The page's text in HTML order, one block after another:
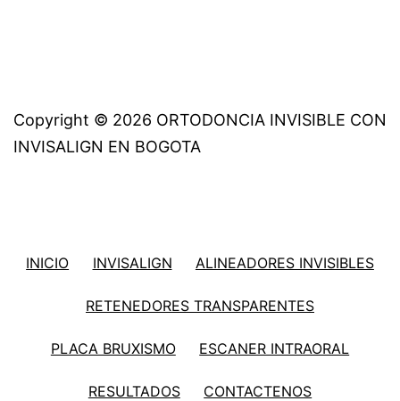
Copyright © 2026 ORTODONCIA INVISIBLE CON
INVISALIGN EN BOGOTA
INICIO INVISALIGN ALINEADORES INVISIBLES
RETENEDORES TRANSPARENTES
PLACA BRUXISMO ESCANER INTRAORAL
RESULTADOS CONTACTENOS